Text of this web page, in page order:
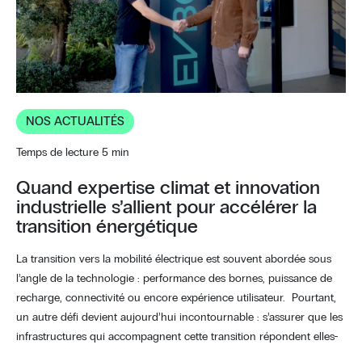
NOS ACTUALITÉS
Temps de lecture 5 min
Quand expertise climat et innovation
industrielle s’allient pour accélérer la
transition énergétique
La transition vers la mobilité électrique est souvent abordée sous
l’angle de la technologie : performance des bornes, puissance de
recharge, connectivité ou encore expérience utilisateur. Pourtant,
un autre défi devient aujourd’hui incontournable : s’assurer que les
infrastructures qui accompagnent cette transition répondent elles-